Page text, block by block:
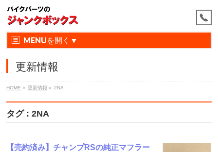
MENU
更新情報
HOME » 更新情報 » 2NA
タグ : 2NA
【売約済み】チャンプRSの純正マフラー